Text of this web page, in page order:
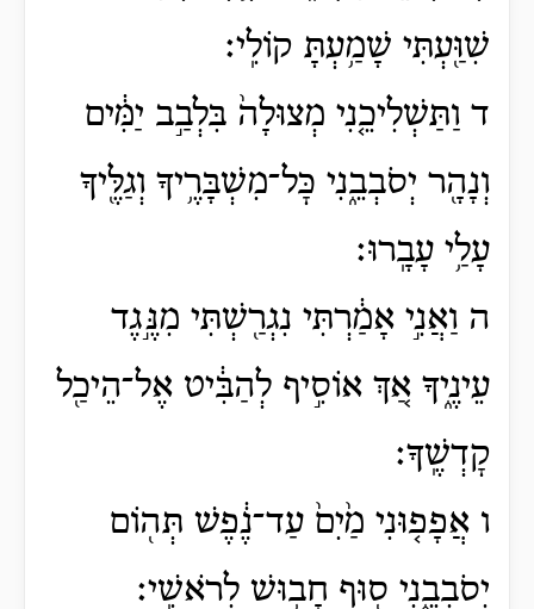
שִׁוַּ֖עְתִּי שָׁמַ֥עְתָּ קוֹלִֽי׃
ד וַתַּשְׁלִיכֵ֤נִי מְצוּלָה֙ בִּלְבַ֣ב יַמִּ֔ים
וְנָהָ֖ר יְסֹבְבֵ֑נִי כׇּל־מִשְׁבָּרֶ֥יךָ וְגַלֶּ֖יךָ
עָלַ֥י עָבָֽרוּ׃
ה וַאֲנִ֣י אָמַ֔רְתִּי נִגְרַ֖שְׁתִּי מִנֶּ֣גֶד
עֵינֶ֑יךָ אַ֚ךְ אוֹסִ֣יף לְהַבִּ֔יט אֶל־הֵיכַ֖ל
קׇדְשֶֽׁךָ׃
ו אֲפָפ֤וּנִי מַ֙יִם֙ עַד־נֶ֔פֶשׁ תְּה֖וֹם
יְסֹבְבֵ֑נִי ס֖וּף חָב֥וּשׁ לְרֹאשִֽׁי׃